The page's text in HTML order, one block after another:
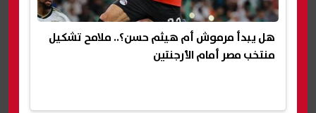
هل يبدأ مرموش أم هيثم حسن؟.. ملامح تشكيل
منتخب مصر أمام الأرجنتين